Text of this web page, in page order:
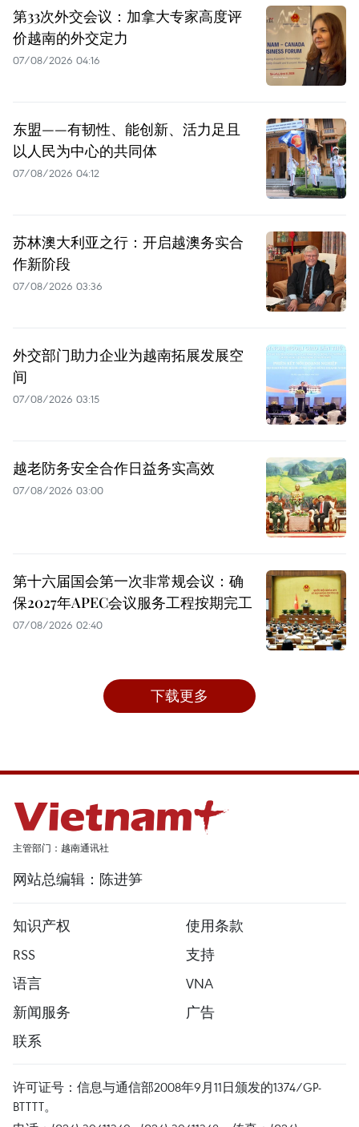
第33次外交会议：加拿大专家高度评
价越南的外交定力
07/08/2026 04:16
东盟——有韧性、能创新、活力足且
以人民为中心的共同体
07/08/2026 04:12
苏林澳大利亚之行：开启越澳务实合
作新阶段
07/08/2026 03:36
外交部门助力企业为越南拓展发展空
间
07/08/2026 03:15
越老防务安全合作日益务实高效
07/08/2026 03:00
第十六届国会第一次非常规会议：确
保2027年APEC会议服务工程按期完工
07/08/2026 02:40
下载更多
主管部门：越南通讯社
网站总编辑：陈进笋
知识产权
使用条款
RSS
支持
语言
VNA
新闻服务
广告
联系
许可证号：信息与通信部2008年9月11日颁发的1374/GP-
BTTTT。